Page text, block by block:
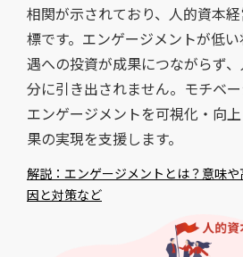
相関が示されており、人的資本
標です。エンゲージメントが低
遇への投資が成果につながらず
分に引き出されません。モチベー
エンゲージメントを可視化・向
果の実現を支援します。
解説：エンゲージメントとは？意味
因と対策など